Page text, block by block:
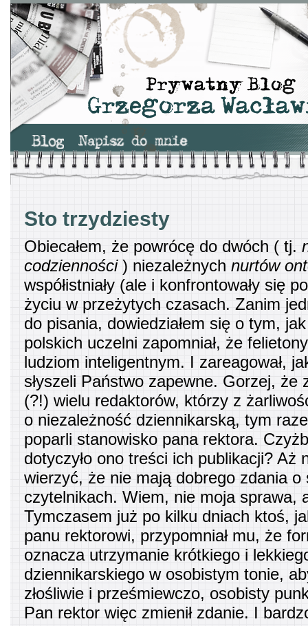
Sto trzydziesty
Obiecałem, że powrócę do dwóch ( tj.
codzienności) niezależnych nurtów
współistniały (ale i konfrontowały się
życiu w przeżytych czasach. Zanim
do pisania, dowiedziałem się o tym,
polskich uczelni zapomniał, że
ludziom inteligentnym. I zareagował,
słyszeli Państwo zapewne. Gorzej, że
(?!) wielu redaktorów, którzy z
o niezależność dziennikarską, tym
poparli stanowisko pana rektora.
dotyczyło ono treści ich publikacji? Aż
wierzyć, że nie mają dobrego zdania o
czytelnikach. Wiem, nie moja sprawa,
Tymczasem już po kilku dniach ktoś,
panu rektorowi, przypomniał mu, że
oznacza utrzymanie krótkiego i
dziennikarskiego w osobistym tonie,
złośliwie i prześmiewczo, osobisty
Pan rektor więc zmienił zdanie. I